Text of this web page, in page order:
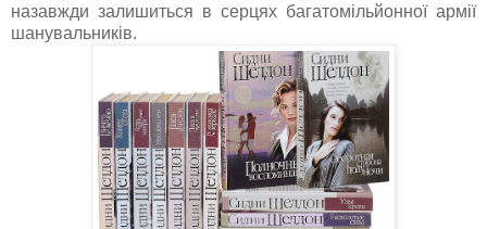
назавжди залишиться в серцях багатомільйонної армії
шанувальників.